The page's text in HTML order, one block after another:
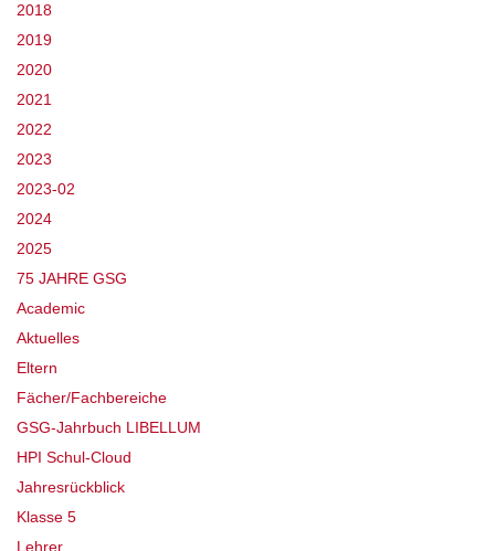
2018
2019
2020
2021
2022
2023
2023-02
2024
2025
75 JAHRE GSG
Academic
Aktuelles
Eltern
Fächer/Fachbereiche
GSG-Jahrbuch LIBELLUM
HPI Schul-Cloud
Jahresrückblick
Klasse 5
Lehrer